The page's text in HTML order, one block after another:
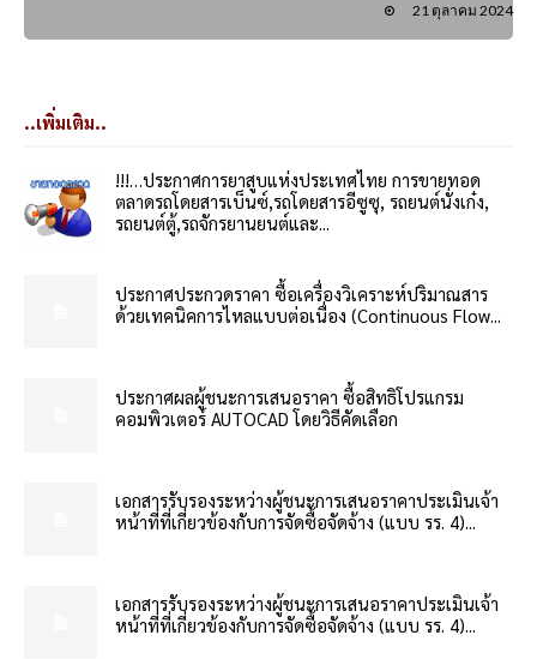
21 ตุลาคม 2024
..เพิ่มเติม..
!!!…ประกาศการยาสูบแห่งประเทศไทย การขายทอด
ตลาดรถโดยสารเบ็นซ์,รถโดยสารอีซูซุ, รถยนต์นั่งเก๋ง,
รถยนต์ตู้,รถจักรยานยนต์และ...
ประกาศประกวดราคา ซื้อเครื่องวิเคราะห์ปริมาณสาร
ด้วยเทคนิคการไหลแบบต่อเนื่อง (Continuous Flow...
ประกาศผลผู้ชนะการเสนอราคา ซื้อสิทธิโปรแกรม
คอมพิวเตอร์ AUTOCAD โดยวิธีคัดเลือก
เอกสารรับรองระหว่างผู้ชนะการเสนอราคาประเมินเจ้า
หน้าที่ที่เกี่ยวข้องกับการจัดซื้อจัดจ้าง (แบบ รร. 4)...
เอกสารรับรองระหว่างผู้ชนะการเสนอราคาประเมินเจ้า
หน้าที่ที่เกี่ยวข้องกับการจัดซื้อจัดจ้าง (แบบ รร. 4)...